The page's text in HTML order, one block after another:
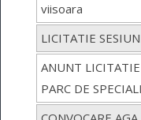
viisoara
LICITATIE
ANUNT
PARC DE